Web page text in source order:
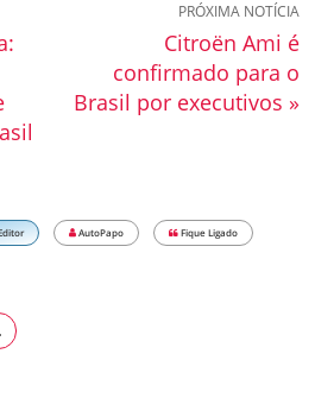
PRÓXIMA NOTÍCIA
Citroën Ami é
confirmado para o
Brasil por executivos »
AutoPapo Fique Ligado